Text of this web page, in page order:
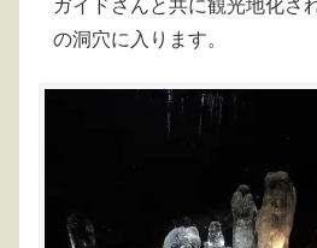
ガイドさんと共に観光地化さ
の洞穴に入ります。